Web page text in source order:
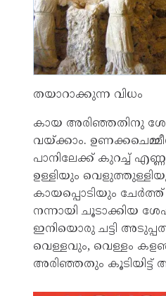
തയാറാക്കുന്ന വിധം
കായ അരിഞ്ഞതിനു
വയ്ക്കാം.
പാനിലേക്ക് കുറച്ച്
ഉള്ളിയും
കായപ്പൊടിയും ചേർത്ത്
നന്നായി ചൂടാക്കിയ
ഇനിയൊരു ചട്ടി
വെള്ളവും, വെള്ളം
അരിഞ്ഞതും കൂടിയിട്ട്